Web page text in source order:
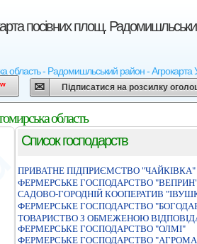
посівних площ.
- Радомишльський район - Агрокарта
Підписатися на розсилку
область
Список господарств
ПРИВАТНЕ ПІДПРИЄМСТВО "ЧАЙКІВКА"
ФЕРМЕРСЬКЕ ГОСПОДАРСТВО
САДОВО-ГОРОДНIЙ КООПЕРАТИВ
ФЕРМЕРСЬКЕ ГОСПОДАРСТВО
ТОВАРИСТВО З ОБМЕЖЕНОЮ
ФЕРМЕРСЬКЕ ГОСПОДАРСТВО "ОЛМI"
ФЕРМЕРСЬКЕ ГОСПОДАРСТВО